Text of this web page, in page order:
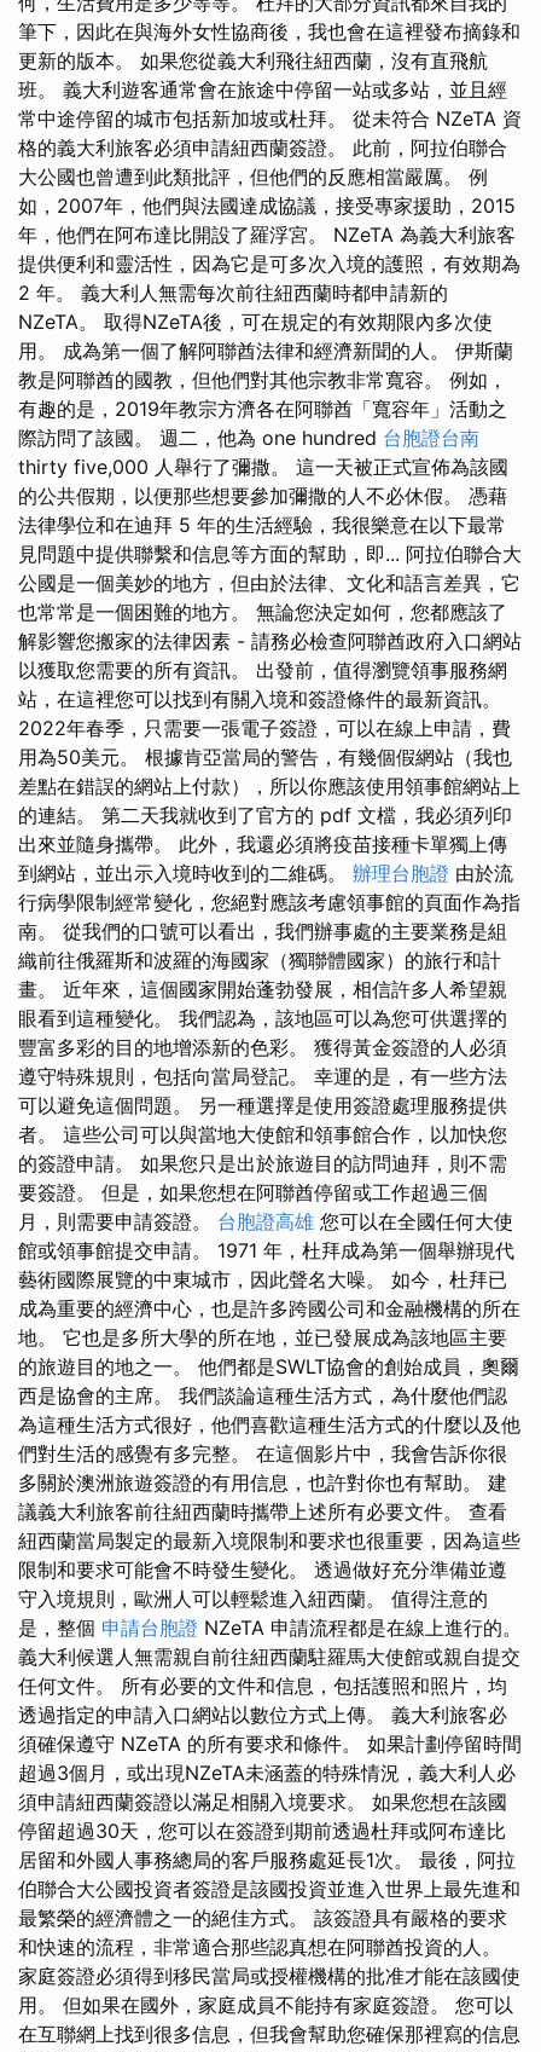
筆下，因此在與海外女性協商後，我也會在這裡發布摘錄和
更新的版本。 如果您從義大利飛往紐西蘭，沒有直飛航
班。 義大利遊客通常會在旅途中停留一站或多站，並且經
常中途停留的城市包括新加坡或杜拜。 從未符合 NZeTA 資
格的義大利旅客必須申請紐西蘭簽證。 此前，阿拉伯聯合
大公國也曾遭到此類批評，但他們的反應相當嚴厲。 例
如，2007年，他們與法國達成協議，接受專家援助，2015
年，他們在阿布達比開設了羅浮宮。 NZeTA 為義大利旅客
提供便利和靈活性，因為它是可多次入境的護照，有效期為
2 年。 義大利人無需每次前往紐西蘭時都申請新的
NZeTA。 取得NZeTA後，可在規定的有效期限內多次使
用。 成為第一個了解阿聯酋法律和經濟新聞的人。 伊斯蘭
教是阿聯酋的國教，但他們對其他宗教非常寬容。 例如，
有趣的是，2019年教宗方濟各在阿聯酋「寬容年」活動之
際訪問了該國。 週二，他為 one hundred 台胞證台南
thirty five,000 人舉行了彌撒。 這一天被正式宣佈為該國
的公共假期，以便那些想要參加彌撒的人不必休假。 憑藉
法律學位和在迪拜 5 年的生活經驗，我很樂意在以下最常
見問題中提供聯繫和信息等方面的幫助，即... 阿拉伯聯合大
公國是一個美妙的地方，但由於法律、文化和語言差異，它
也常常是一個困難的地方。 無論您決定如何，您都應該了
解影響您搬家的法律因素 - 請務必檢查阿聯酋政府入口網站
以獲取您需要的所有資訊。 出發前，值得瀏覽領事服務網
站，在這裡您可以找到有關入境和簽證條件的最新資訊。
2022年春季，只需要一張電子簽證，可以在線上申請，費
用為50美元。 根據肯亞當局的警告，有幾個假網站（我也
差點在錯誤的網站上付款），所以你應該使用領事館網站上
的連結。 第二天我就收到了官方的 pdf 文檔，我必須列印
出來並隨身攜帶。 此外，我還必須將疫苗接種卡單獨上傳
到網站，並出示入境時收到的二維碼。 辦理台胞證 由於流
行病學限制經常變化，您絕對應該考慮領事館的頁面作為指
南。 從我們的口號可以看出，我們辦事處的主要業務是組
織前往俄羅斯和波羅的海國家（獨聯體國家）的旅行和計
畫。 近年來，這個國家開始蓬勃發展，相信許多人希望親
眼看到這種變化。 我們認為，該地區可以為您可供選擇的
豐富多彩的目的地增添新的色彩。 獲得黃金簽證的人必須
遵守​​特殊規則，包括向當局登記。 幸運的是，有一些方法
可以避免這個問題。 另一種選擇是使用簽證處理服務提供
者。 這些公司可以與當地大使館和領事館合作，以加快您
的簽證申請。 如果您只是出於旅遊目的訪問迪拜，則不需
要簽證。 但是，如果您想在阿聯酋停留或工作超過三個
月，則需要申請簽證。 台胞證高雄 您可以在全國任何大使
館或領事館提交申請。 1971 年，杜拜成為第一個舉辦現代
藝術國際展覽的中東城市，因此聲名大噪。 如今，杜拜已
成為重要的經濟中心，也是許多跨國公司和金融機構的所在
地。 它也是多所大學的所在地，並已發展成為該地區主要
的旅遊目的地之一。 他們都是SWLT協會的創始成員，奧爾
西是協會的主席。 我們談論這種生活方式，為什麼他們認
為這種生活方式很好，他們喜歡這種生活方式的什麼以及他
們對生活的感覺有多完整。 在這個影片中，我會告訴你很
多關於澳洲旅遊簽證的有用信息，也許對你也有幫助。 建
議義大利旅客前往紐西蘭時攜帶上述所有必要文件。 查看
紐西蘭當局製定的最新入境限制和要求也很重要，因為這些
限制和要求可能會不時發生變化。 透過做好充分準備並遵
守入境規則，歐洲人可以輕鬆進入紐西蘭。 值得注意的
是，整個 申請台胞證 NZeTA 申請流程都是在線上進行的。
義大利候選人無需親自前往紐西蘭駐羅馬大使館或親自提交
任何文件。 所有必要的文件和信息，包括護照和照片，均
透過指定的申請入口網站以數位方式上傳。 義大利旅客必
須確保遵守 NZeTA 的所有要求和條件。 如果計劃停留時間
超過3個月，或出現NZeTA未涵蓋的特殊情況，義大利人必
須申請紐西蘭簽證以滿足相關入境要求。 如果您想在該國
停留超過30天，您可以在簽證到期前透過杜拜或阿布達比
居留和外國人事務總局的客戶服務處延長1次。 最後，阿拉
伯聯合大公國投資者簽證是該國投資並進入世界上最先進和
最繁榮的經濟體之一的絕佳方式。 該簽證具有嚴格的要求
和快速的流程，非常適合那些認真想在阿聯酋投資的人。
家庭簽證必須得到移民當局或授權機構的批准才能在該國使
用。 但如果在國外，家庭成員不能持有家庭簽證。 您可以
在互聯網上找到很多信息，但我會幫助您確保那裡寫的信息